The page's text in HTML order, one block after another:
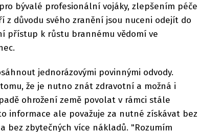
bývalé profesionální vojáky, zlepšením péče
z důvodu svého zranění jsou nuceni odejít do
přístup k růstu brannému vědomí ve
jednorázovými povinnými odvody.
že je nutno znát zdravotní a možná i
ohrožení země povolat v rámci stále
informace ale považuje za nutné získávat bez
bez zbytečných více nákladů. "Rozumím